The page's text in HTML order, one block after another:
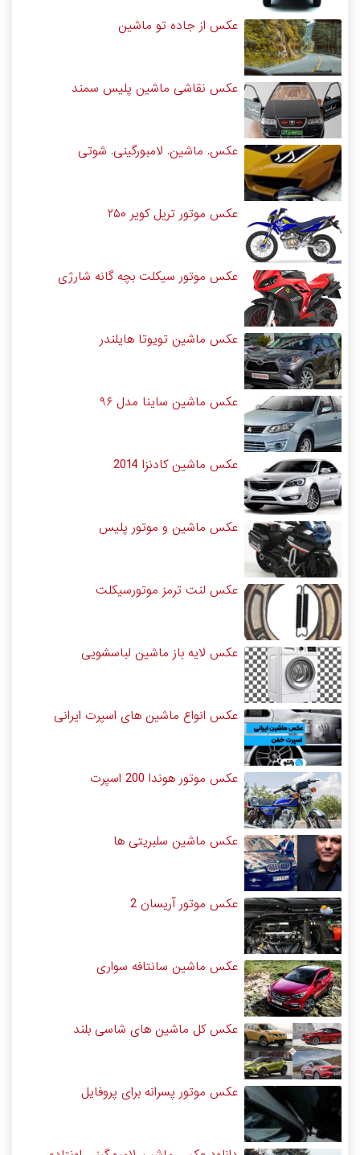
عکس از جاده تو ماشین
عکس نقاشی ماشین پلیس سمند
عکس. ماشین. لامبورگینی. شوتی
عکس موتور تریل کویر ۲۵۰
عکس موتور سیکلت بچه گانه شارژی
عکس ماشین تویوتا هایلندر
عکس ماشین ساینا مدل ۹۶
عکس ماشین کادنزا 2014
عکس ماشین و موتور پلیس
عکس لنت ترمز موتورسیکلت
عکس لایه باز ماشین لباسشویی
عکس انواع ماشین های اسپرت ایرانی
عکس موتور هوندا 200 اسپرت
عکس ماشین سلبریتی ها
عکس موتور آریسان 2
عکس ماشین سانتافه سواری
عکس کل ماشین های شاسی بلند
عکس موتور پسرانه برای پروفایل